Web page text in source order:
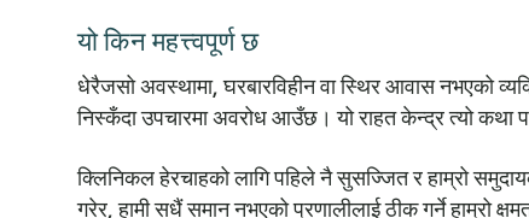
यो किन महत्त्वपूर्ण छ
धेरैजसो अवस्थामा, घरबारविहीन वा स्थिर आवास नभएको
निस्कँदा उपचारमा अवरोध आउँछ। यो राहत केन्द्र त्यो कथा
क्लिनिकल हेरचाहको लागि पहिले नै सुसज्जित र हाम्रो
गरेर, हामी सधैं समान नभएको प्रणालीलाई ठीक गर्ने हाम्रो